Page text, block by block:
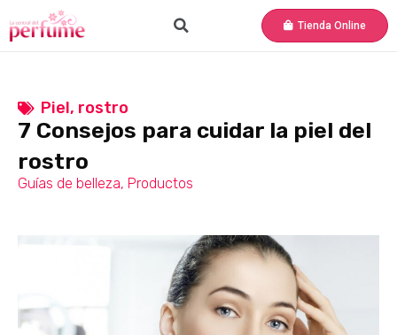
Tienda Online
Piel, rostro
7 Consejos para cuidar la piel del
rostro
Guías de belleza, Productos